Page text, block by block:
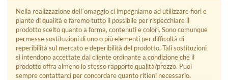
Nella realizzazione dell´omaggio ci impegniamo ad utilizzare fiori e
piante di qualità e faremo tutto il possibile per rispecchiare il
prodotto scelto quanto a forma, contenuti e colori. Sono comunque
permesse sostituzioni di uno o più elementi per difficoltà di
reperibilità sul mercato e deperibilità del prodotto. Tali sostituzioni
si intendono accettate dal cliente ordinante a condizione che il
prodotto offra almeno lo stesso rapporto qualità/prezzo. Puoi
sempre contattarci per concordare quanto ritieni necessario.